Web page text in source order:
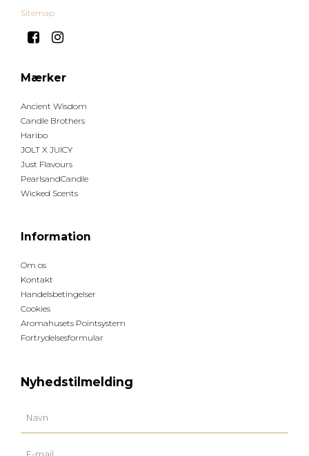
Sitemap
Mærker
Ancient Wisdom
Candle Brothers
Haribo
JOLT X JUICY
Just Flavours
PearlsandCandle
Wicked Scents
Information
Om os
Kontakt
Handelsbetingelser
Cookies
Aromahusets Pointsystem
Fortrydelsesformular
Nyhedstilmelding